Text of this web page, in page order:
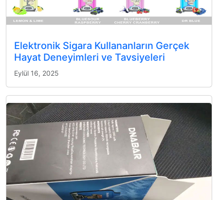
Elektronik Sigara Kullananların Gerçek
Hayat Deneyimleri ve Tavsiyeleri
Eylül 16, 2025